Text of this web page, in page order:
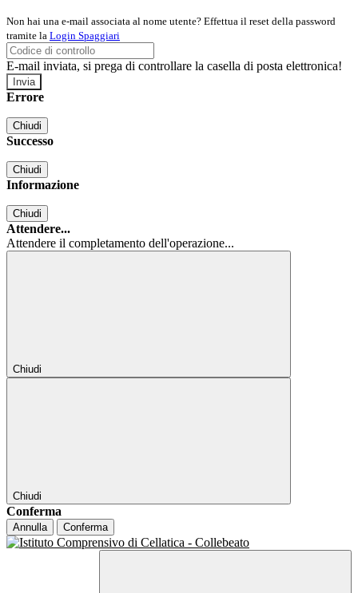
Non hai una e-mail associata al nome utente? Effettua il reset della password
tramite la Login Spaggiari
E-mail inviata, si prega di controllare la casella di posta elettronica!
Errore
Chiudi
Successo
Chiudi
Informazione
Chiudi
Attendere...
Attendere il completamento dell'operazione...
Chiudi
Chiudi
Conferma
Annulla Conferma